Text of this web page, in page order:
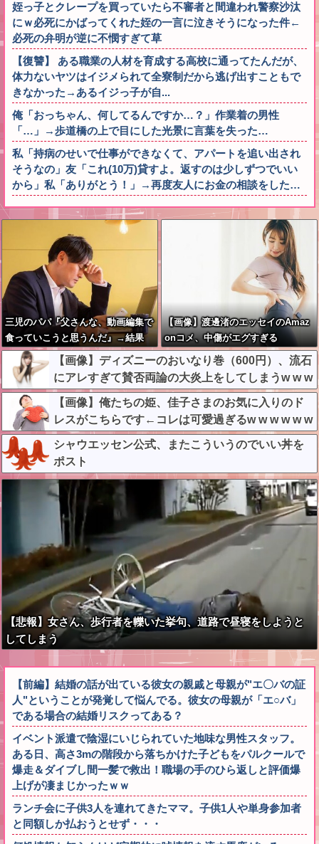
姪っ子とクレープを買っていたら不審者と間違われ警察沙汰
にｗ必死にかばってくれた姪の一言に泣きそうになった件←
必死の弁明が逆に不憫すぎて草
【復讐】 ある職業の人材を育成する高校に通ってたんだが、
体力ないヤツはイジメられて全寮制だから逃げ出すこともで
きなかった→あるイジっ子が自...
俺「おっちゃん、何してるんですか…？」作業着の男性
「…」→歩道橋の上で目にした光景に言葉を失った…
私「持病のせいで仕事ができなくて、アパートを追い出され
そうなの」友「これ(10万)貸すよ。返すのは少しずつでいい
から」私「ありがとう！」→再度友人にお金の相談をした…
三児のパパ『父さんな、動画編集で
食っていこうと思うんだ』→結果
【画像】渡邊渚のエッセイのAmaz
onコメ、中傷がエグすぎる
【画像】ディズニーのおいなり巻（600円）、流石
にアレすぎて賛否両論の大炎上をしてしまうw w w
w w w w
【画像】俺たちの姫、佳子さまのお気に入りのド
レスがこちらです←コレは可愛過ぎるw w w w w w
w w
シャウエッセン公式、またこういうのでいい丼を
ポスト
【悲報】女さん、歩行者を轢いた挙句、道路で昼寝をしようと
してしまう
【前編】結婚の話が出ている彼女の親戚と母親が"エ〇バの証
人"ということが発覚して悩んでる。彼女の母親が「エ○バ」
である場合の結婚リスクってある？
イベント派遣で陰湿にいじられていた地味な男性スタッフ。
ある日、高さ3mの階段から落ちかけた子どもをパルクールで
爆走＆ダイブし間一髪で救出！職場の手のひら返しと評価爆
上げが凄まじかったｗｗ
ランチ会に子供3人を連れてきたママ。子供1人や単身参加者
と同額しか払おうとせず・・・